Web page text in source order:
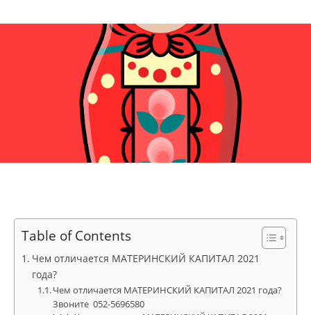
Table of Contents
Чем отличается МАТЕРИНСКИЙ КАПИТАЛ 2021
года?
Чем отличается МАТЕРИНСКИЙ КАПИТАЛ 2021 года?
Звоните 052-5696580